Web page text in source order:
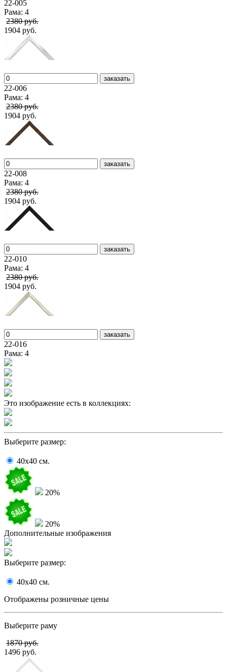
22-005
Рама: 4
2380 руб.
1904 руб.
заказать
22-006
Рама: 4
2380 руб.
1904 руб.
заказать
22-008
Рама: 4
2380 руб.
1904 руб.
заказать
22-010
Рама: 4
2380 руб.
1904 руб.
заказать
22-016
Рама: 4
Это изображение есть в коллекциях:
Выберите размер:
40x40 cм.
20%
20%
Дополнительные изображения
Выберите размер:
40x40 cм.
Отображены розничные цены
Выберите раму
1870 руб.
1496 руб.